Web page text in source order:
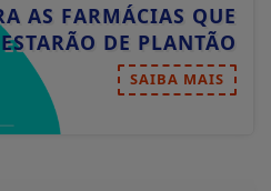
AS FARMÁCIAS QUE
ESTARÃO DE PLANTÃO
SAIBA MAIS